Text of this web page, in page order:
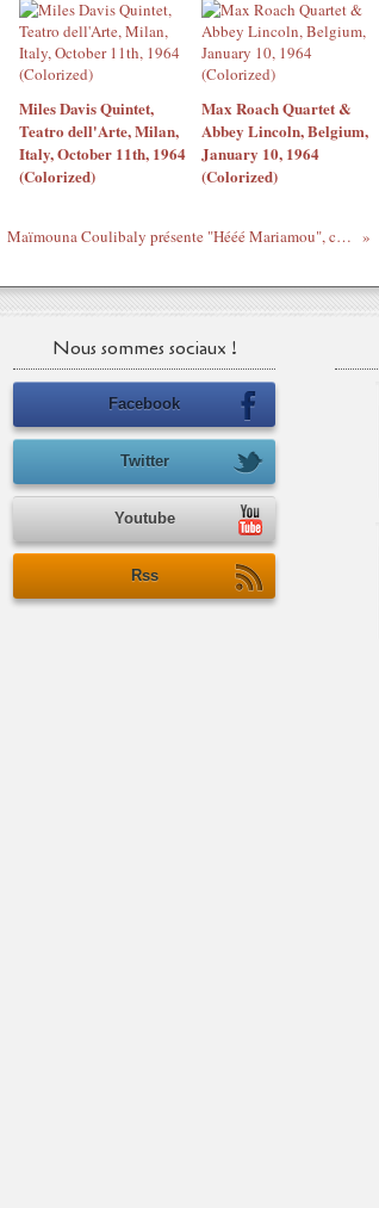
Miles Davis Quintet,
Teatro dell'Arte, Milan,
Italy, October 11th, 1964
(Colorized)
Max Roach Quartet &
Abbey Lincoln, Belgium,
January 10, 1964
(Colorized)
Maïmouna Coulibaly présente "Hééé Mariamou", comédie chorégraphique satirique
Nous sommes sociaux !
Facebook
Twitter
Youtube
Rss